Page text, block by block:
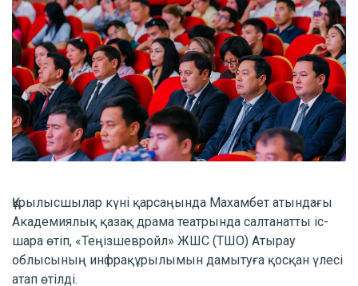
Құрылысшылар күні қарсаңында Махамбет атындағы
Академиялық қазақ драма театрында салтанатты іс-
шара өтіп, «Теңізшевройл» ЖШС (ТШО) Атырау
облысының инфрақұрылымын дамытуға қосқан үлесі
атап өтілді.